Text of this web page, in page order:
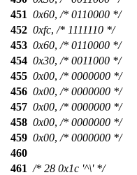
451 0x60, /* 0110000 */
452 0xfc, /* 1111110 */
453 0x60, /* 0110000 */
454 0x30, /* 0011000 */
455 0x00, /* 0000000 */
456 0x00, /* 0000000 */
457 0x00, /* 0000000 */
458 0x00, /* 0000000 */
459 0x00, /* 0000000 */
460
461 /* 28 0x1c '^\' */